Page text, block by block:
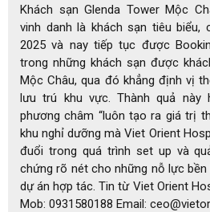
Khách sạn Glenda Tower Mộc
vinh danh là khách sạn tiêu
2025 và nay tiếp tục được
trong những khách sạn được
Mộc Châu, qua đó khẳng định vị
lưu trú khu vực. Thành quả này
phương châm “luôn tạo ra giá trị
khu nghỉ dưỡng mà Viet Orient
đuổi trong quá trình set up và
chứng rõ nét cho những nỗ lực
dự án hợp tác. Tin từ Viet Orient
Mob: 0931580188 Email: